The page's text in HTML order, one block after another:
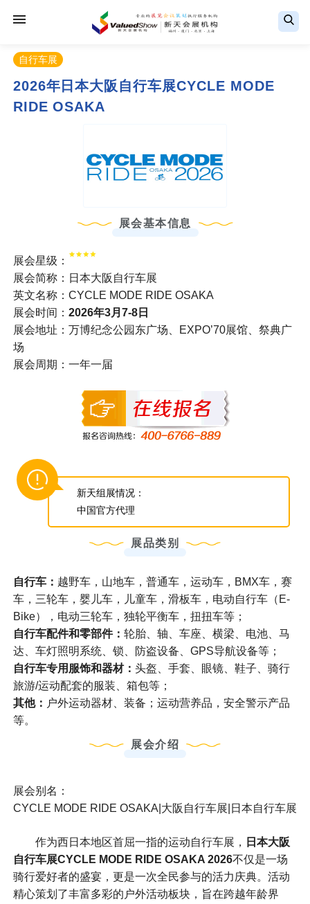
自行车展
2026年日本大阪自行车展CYCLE MODE
RIDE OSAKA
展会基本信息
展会星级：
展会简称：日本大阪自行车展
英文名称：CYCLE MODE RIDE OSAKA
展会时间： 2026年3月7-8日
展会地址：万博纪念公园东广场、EXPO’70展馆、祭典广
场
展会周期：一年一届
新天组展情况：
中国官方代理
展品类别
自行车： 越野车，山地车，普通车，运动车，BMX车，赛
车，三轮车，婴儿车，儿童车，滑板车，电动自行车（E-
Bike），电动三轮车，独轮平衡车，扭扭车等；
自行车配件和零部件： 轮胎、轴、车座、横梁、电池、马
达、车灯照明系统、锁、防盗设备、GPS导航设备等；
自行车专用服饰和器材： 头盔、手套、眼镜、鞋子、骑行
旅游/运动配套的服装、箱包等；
其他： 户外运动器材、装备；运动营养品，安全警示产品
等。
展会介绍
展会别名：
CYCLE MODE RIDE OSAKA|大阪自行车展|日本自行车展
作为西日本地区首屈一指的运动自行车展，
日本大阪
自行车展CYCLE MODE RIDE OSAKA 2026不仅是一场
骑行爱好者的盛宴，更是一次全民参与的活力庆典。活动
精心策划了丰富多彩的户外活动板块，旨在跨越年龄界